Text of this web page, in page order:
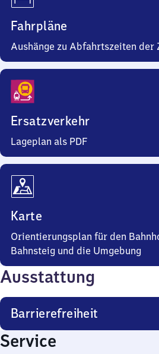
Fahrpläne
Aushänge zu Abfahrtszeiten der
Ersatzverkehr
Lageplan als PDF
Karte
Orientierungsplan für den
Bahnsteig und die Umgebung
Ausstattung
Barrierefreiheit
Service